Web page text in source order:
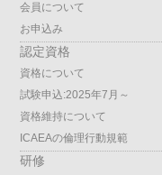
会員について
お申込み
認定資格
資格について
試験申込:2025年7月～
資格維持について
ICAEAの倫理行動規範
研修